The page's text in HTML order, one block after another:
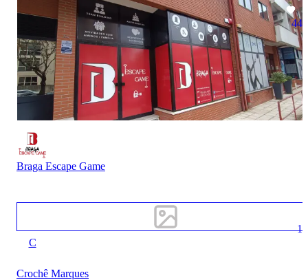
44
Braga Escape Game
1
C
Crochê Marques